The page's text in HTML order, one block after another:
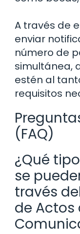
A través de
enviar
número de
simultánea,
estén al
requisitos
(FAQ)
¿Qué
se
través
de Actos